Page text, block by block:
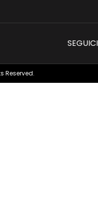
SEGUICI
Reserved.